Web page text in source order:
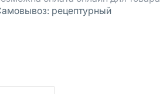
рецептурный